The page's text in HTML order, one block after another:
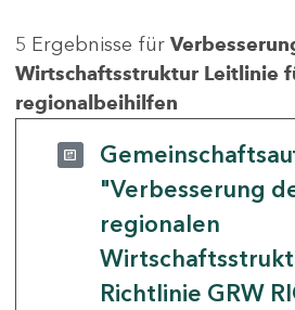
5 Ergebnisse für
Wirtschaftsstruktur Leitlinie
regionalbeihilfen
"Verbesserung
regionalen
Richtlinie GRW